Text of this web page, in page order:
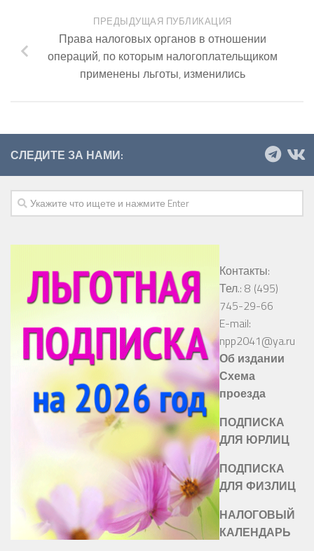
ПРЕДЫДУЩАЯ ПУБЛИКАЦИЯ
Права налоговых органов в отношении
операций, по которым налогоплательщиком
применены льготы, изменились
СЛЕДИТЕ ЗА НАМИ:
Контакты:
Тел.: 8 (495)
745-29-66
E-mail:
npp2041@ya.ru
Об издании
Схема
проезда
ПОДПИСКА
ДЛЯ ЮРЛИЦ
ПОДПИСКА
ДЛЯ ФИЗЛИЦ
НАЛОГОВЫЙ
КАЛЕНДАРЬ